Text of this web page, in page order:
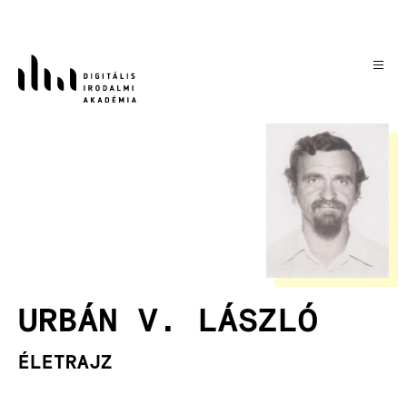
URBÁN V. LÁSZLÓ
ÉLETRAJZ